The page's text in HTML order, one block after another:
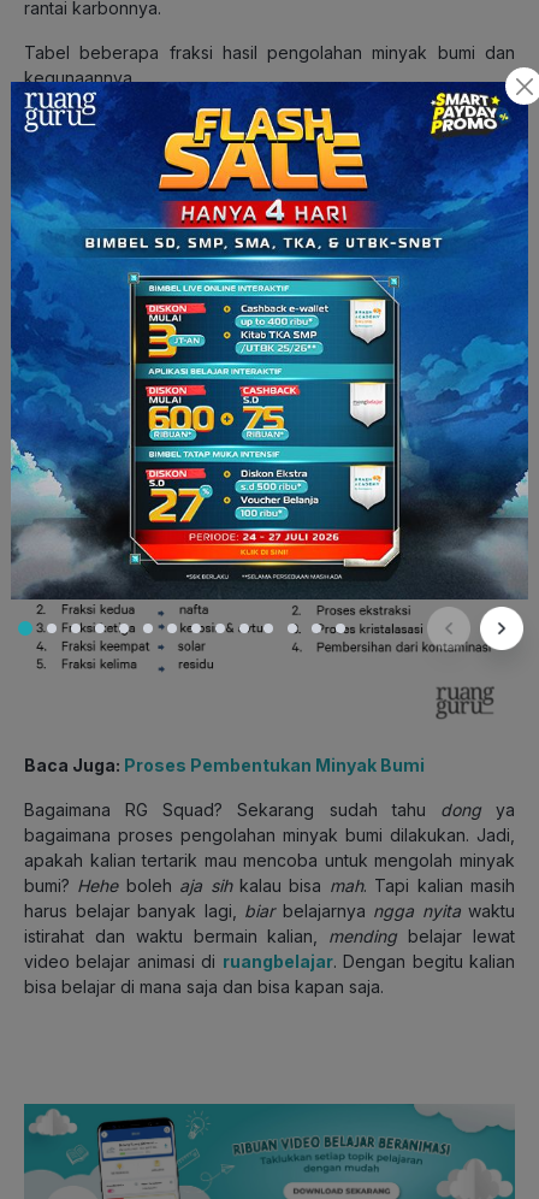
rantai karbonnya.
Tabel beberapa fraksi hasil pengolahan minyak bumi dan
kegunaannya.
Baca Juga: Proses Pembentukan Minyak Bumi
Bagaimana RG Squad? Sekarang sudah tahu dongya
bagaimana proses pengolahan minyak bumi dilakukan. Jadi,
apakah kalian tertarik mau mencoba untuk mengolah minyak
bumi? Heheboleh aja sihkalau bisa mah. Tapi kalian masih
harus belajar banyak lagi, biarbelajarnya ngga nyitawaktu
istirahat dan waktu bermain kalian, mending belajar lewat
video belajar animasi di ruangbelajar. Dengan begitu kalian
bisa belajar di mana saja dan bisa kapan saja.